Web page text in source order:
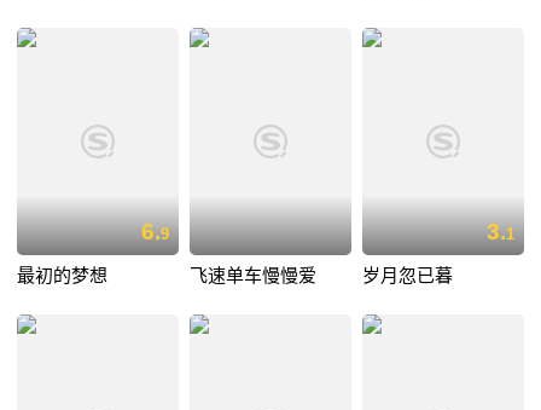
6.9
最初的梦想 飞速单车慢慢爱
3.1
岁月忽已暮